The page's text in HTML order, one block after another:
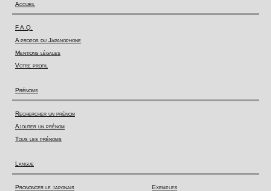
Accueil
F.A.Q.
A propos du Japanophone
Mentions légales
Votre profil
Prénoms
Rechercher un prénom
Ajouter un prénom
Tous les prénoms
Langue
Prononcer le japonais
Exemples